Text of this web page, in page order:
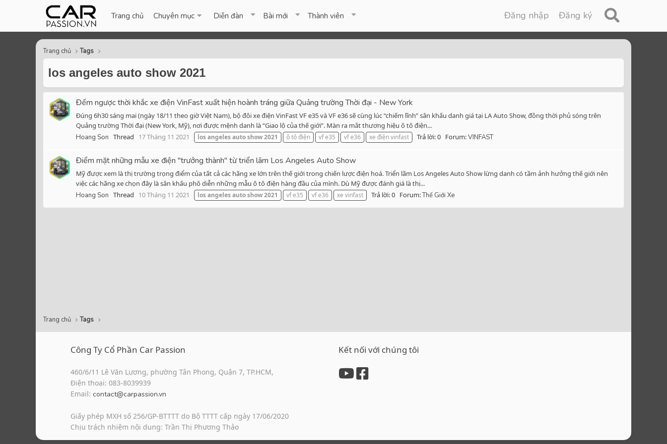
Trang chủ Chuyên mục Diễn đàn Bài mới Thành viên Đăng nhập Đăng ký
Trang chủ Tags
los angeles auto show 2021
Đếm ngược thời khắc xe điện VinFast xuất hiện hoành tráng giữa Quảng trường Thời đại - New York
Đúng 6h30 sáng mai (ngày 18/11 theo giờ Việt Nam), bộ đôi xe điện VinFast VF e35 và VF e36 sẽ cùng lúc “chiếm lĩnh” sân khấu danh giá tại LA Auto Show, đồng thời phủ sóng trên
Quảng trường Thời đại (New York, Mỹ), nơi được mệnh danh là “Giao lộ của thế giới”. Màn ra mắt thương hiệu ô tô điện...
Hoang Son Thread 17 Tháng 11 2021 losangelesautoshow2021 ô tô điện vf e35 vf e36 xe điện vinfast Trả lời: 0 Forum:VINFAST
Điểm mặt những mẫu xe điện "trưởng thành" từ triển lãm Los Angeles Auto Show
Mỹ được xem là thị trường trọng điểm của tất cả các hãng xe lớn trên thế giới trong chiến lược điện hoá. Triển lãm Los Angeles Auto Show lừng danh có tầm ảnh hưởng thế giới nên
việc các hãng xe chọn đây là sân khấu phô diễn những mẫu ô tô điện hàng đầu của mình. Dù Mỹ được đánh giá là thị...
Hoang Son Thread 10 Tháng 11 2021 losangelesautoshow2021 vf e35 vf e36 xe vinfast Trả lời: 0 Forum:Thế Giới Xe
Trang chủ Tags
Công Ty Cổ Phần Car Passion
460/6/11 Lê Văn Lương, phường Tân Phong, Quận 7, TP.HCM,
Điện thoại: 083-8039939
Email: contact@carpassion.vn
Giấy phép MXH số 256/GP-BTTTT do Bộ TTTT cấp ngày 17/06/2020
Chịu trách nhiệm nội dung: Trần Thị Phương Thảo
Kết nối với chúng tôi